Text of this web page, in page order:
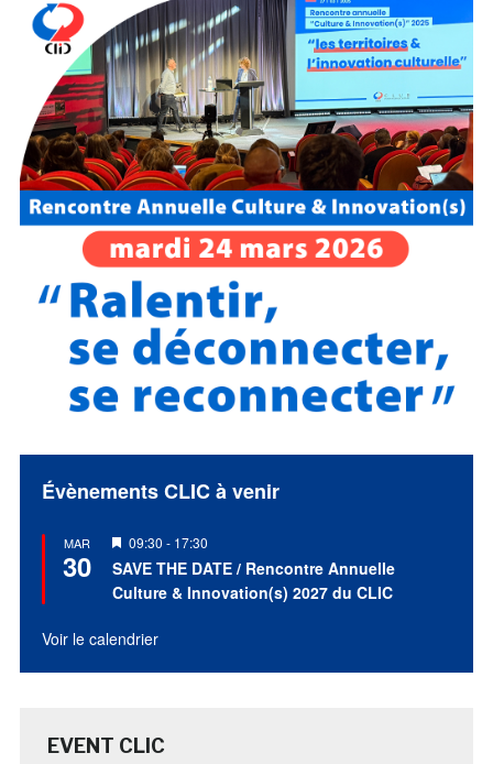
Évènements CLIC à venir
MAR
30
Mis
en
avant
09:30 - 17:30
SAVE THE DATE / Rencontre Annuelle
Culture & Innovation(s) 2027 du CLIC
Voir le calendrier
EVENT CLIC